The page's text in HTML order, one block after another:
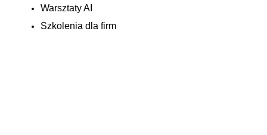
Warsztaty AI
Szkolenia dla firm